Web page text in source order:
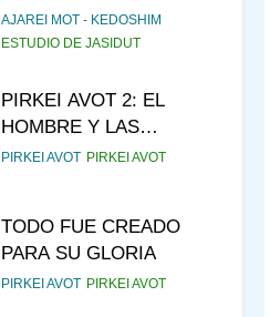
AJAREI MOT - KEDOSHIM
ESTUDIO DE JASIDUT
PIRKEI AVOT 2: EL
HOMBRE Y LAS
CRIATURAS
PIRKEI AVOT PIRKEI AVOT
TODO FUE CREADO
PARA SU GLORIA
PIRKEI AVOT PIRKEI AVOT